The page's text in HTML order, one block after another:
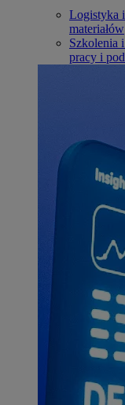
Logistyka
materiałów
Szkolenia
pracy i